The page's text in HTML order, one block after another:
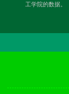
工学院的数据。